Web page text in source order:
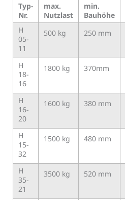
Typ-
Nr.
max.
Nutzlast
min.
Bauhöhe
H
05-
11
500 kg 250 mm
H
18-
16
1800 kg 370mm
H
16-
20
1600 kg 380 mm
H
15-
32
1500 kg 480 mm
H
35-
21
3500 kg 520 mm